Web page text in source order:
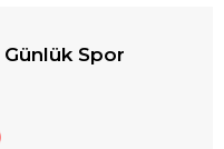
Spor